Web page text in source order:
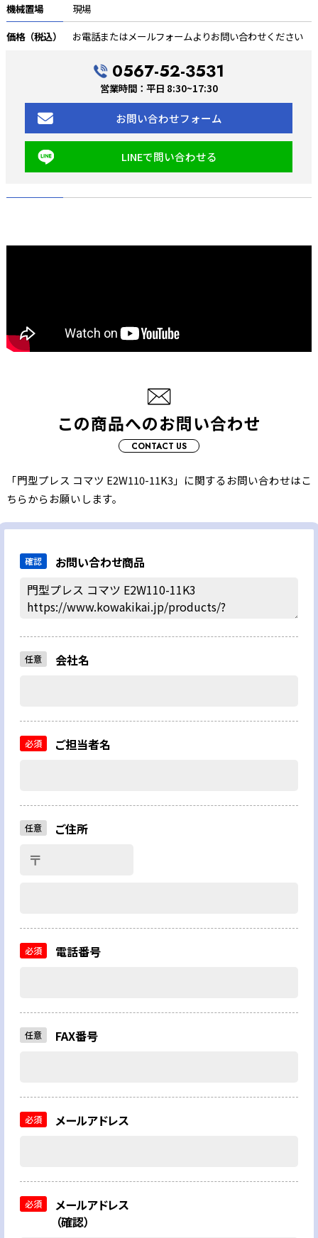
機械置場
現場
価格（税込）
お電話またはメールフォームよりお問い合わせください
0567-52-3531
営業時間：平日 8:30~17:30
お問い合わせフォーム
LINEで問い合わせる
この商品へのお問い合わせ
CONTACT US
「門型プレス コマツ E2W110-11K3」に関するお問い合わせはこ
ちらからお願いします。
お問い合わせ商品
確認
会社名
任意
ご担当者名
必須
ご住所
任意
〒
電話番号
必須
FAX番号
任意
メールアドレス
必須
メールアドレス
（確認）
必須